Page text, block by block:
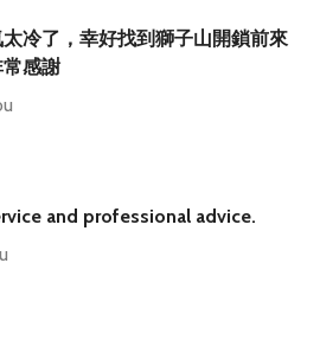
冷了，幸好找到獅子山開鎖前來
感謝
and professional advice.